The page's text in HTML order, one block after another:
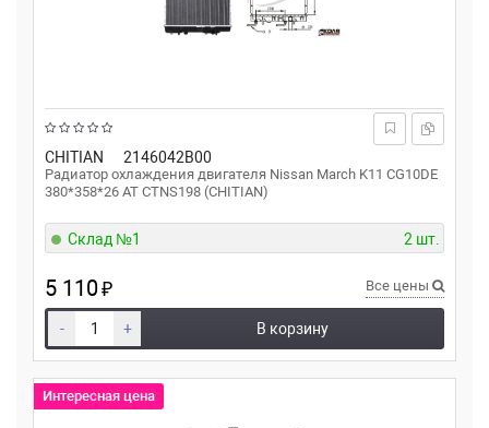
CHITIAN 2146042B00
Радиатор охлаждения двигателя Nissan March K11 CG10DE
380*358*26 AT CTNS198 (CHITIAN)
Склад №1 2 шт.
5 110₽ Все цены
- + В корзину
Интересная цена